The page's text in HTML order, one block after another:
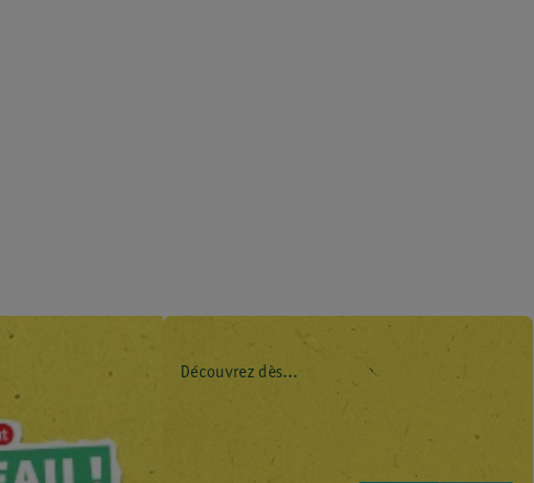
Découvrez dès